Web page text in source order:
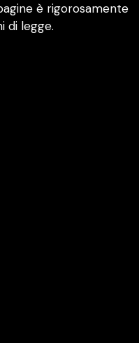
è rigorosamente
di legge.